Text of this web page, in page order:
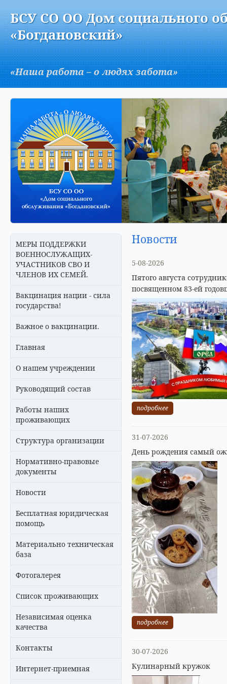
AБСУ СО ОО Дом социального
«Богдановский»
«Наша работа – о людях забота»
МЕРЫ ПОДДЕРЖКИ
ВОЕННОСЛУЖАЩИХ-
УЧАСТНИКОВ СВО И
ЧЛЕНОВ ИХ СЕМЕЙ.
Вакцинация нации - сила
государства!
Важное о вакцинации.
Главная
О нашем учреждении
Руководящий состав
Работы наших
проживающих
Структура организации
Нормативно-правовые
документы
Новости
Бесплатная юридическая
помощь
Материально техническая
база
Фотогалерея
Список проживающих
Независимая оценка
качества
Контакты
Интернет-приемная
Новости
5-08-2026
Пятого августа
посвященном 83-ей
подробнее
31-07-2026
День рождения самый
подробнее
30-07-2026
Кулинарный кружок